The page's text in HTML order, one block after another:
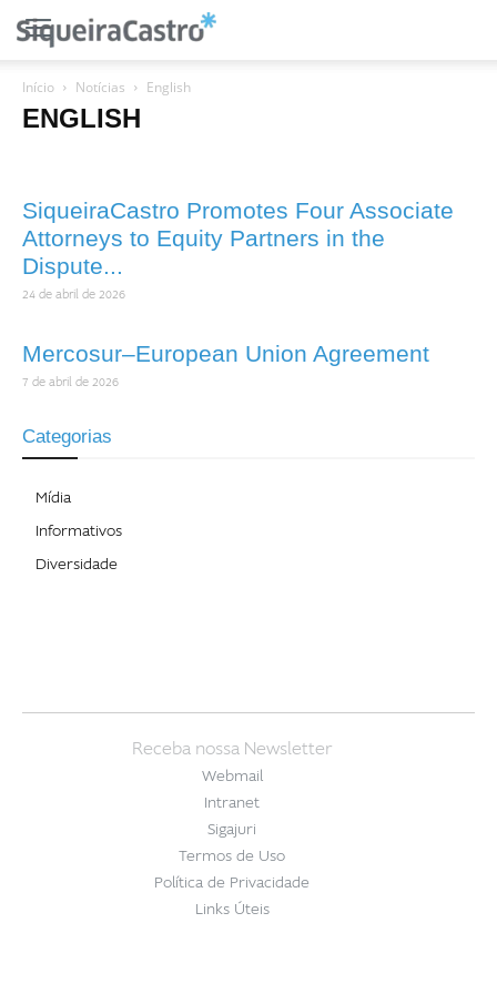
Início Notícias English
ENGLISH
SiqueiraCastro Promotes Four Associate
Attorneys to Equity Partners in the
Dispute...
24 de abril de 2026
Mercosur–European Union Agreement
7 de abril de 2026
Categorias
Mídia
Informativos
Diversidade
Receba nossa Newsletter
Webmail
Intranet
Sigajuri
Termos de Uso
Política de Privacidade
Links Úteis